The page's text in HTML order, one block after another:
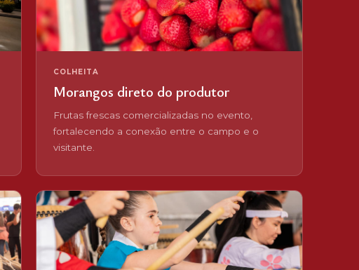
COLHEITA
Morangos direto do produtor
Frutas frescas comercializadas no evento,
fortalecendo a conexão entre o campo e o
visitante.